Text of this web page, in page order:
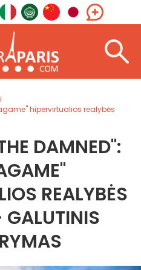
hipervirtualios realybės
DAMNED":
REALYBĖS